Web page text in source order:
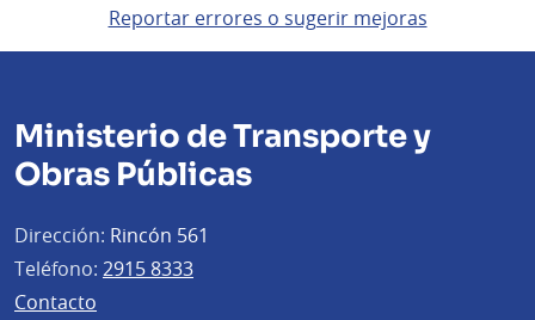
Reportar errores o sugerir mejoras
Ministerio de Transporte y
Obras Públicas
Dirección: Rincón 561
Teléfono: 2915 8333
Contacto